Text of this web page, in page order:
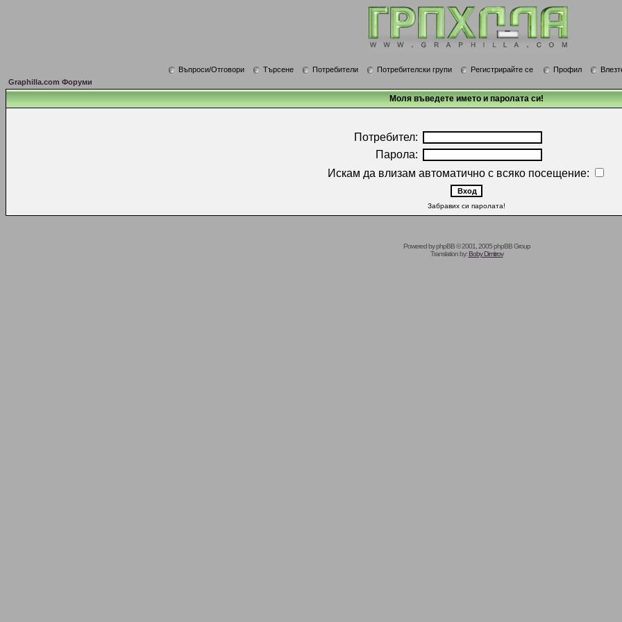
Въпроси/Отговори Търсене Потребители Потребителски групи Регистрирайте се Профил
Graphilla.com Форуми
Моля въведете името и паролата си!
Потребител:
Парола:
Искам да влизам автоматично с всяко посещение:
Забравих си паролата!
Powered byphpBB© 2001, 2005 phpBB Group
Translation by:Boby Dimitrov